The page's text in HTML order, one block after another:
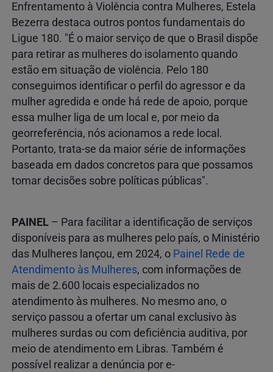
Enfrentamento à Violência contra Mulheres, Estela
Bezerra destaca outros pontos fundamentais do
Ligue 180. "É o maior serviço de que o Brasil dispõe
para retirar as mulheres do isolamento quando
estão em situação de violência. Pelo 180
conseguimos identificar o perfil do agressor e da
mulher agredida e onde há rede de apoio, porque
essa mulher liga de um local e, por meio da
georreferência, nós acionamos a rede local.
Portanto, trata-se da maior série de informações
baseada em dados concretos para que possamos
tomar decisões sobre políticas públicas".
PAINEL – Para facilitar a identificação de serviços
disponíveis para as mulheres pelo país, o Ministério
das Mulheres lançou, em 2024, o Painel Rede de
Atendimento às Mulheres, com informações de
mais de 2.600 locais especializados no
atendimento às mulheres. No mesmo ano, o
serviço passou a ofertar um canal exclusivo às
mulheres surdas ou com deficiência auditiva, por
meio de atendimento em Libras. Também é
possível realizar a denúncia por e-